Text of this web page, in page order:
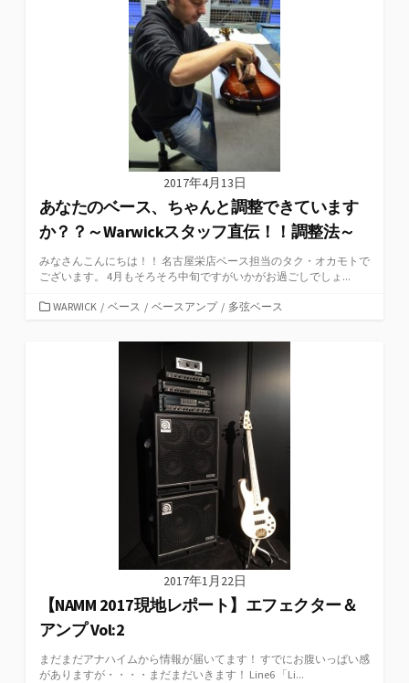
2017年4月13日
あなたのベース、ちゃんと調整できています
か？？～Warwickスタッフ直伝！！調整法～
みなさんこんにちは！！ 名古屋栄店ベース担当のタク・オカモトで
ございます。 4月もそろそろ中旬ですがいかがお過ごしでしょ...
カWARWICK / ベース / ベースアンプ / 多弦ベース
2017年1月22日
【NAMM 2017現地レポート】エフェクター＆
アンプ Vol:2
まだまだアナハイムから情報が届いてます！ すでにお腹いっぱい感
がありますが・・・・まだまだいきます！ Line6 「Li...